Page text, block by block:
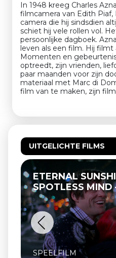
In 1948 kreeg Charles
filmcamera van Edith Piaf,
camera die hij sindsdien
schiet hij vele rollen vol.
persoonlijke dagboek.
leven als een film. Hij filmt
Momenten en
optreedt, zijn vrienden,
paar maanden voor zijn
materiaal met Marc di
film van te maken, zijn
UITGELICHTE FILMS
ETERNAL SUNSHINE
SPOTLESS MIND –
SPEELFILM